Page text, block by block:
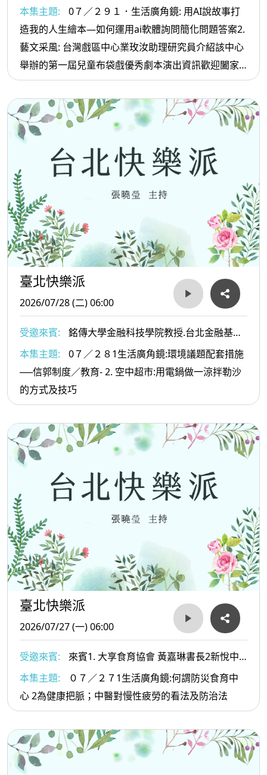
仙妮老師 2台灣戲曲中心業玫汝助理研究員
本集主題:
0７／２９１．生活廣角鏡: 用AI說故事打
造我的人生繪本—如何運用ai軟體詢問簡化問題答案2.
藝文采風: 台灣戲區中心業玫汝助理研究員介紹該中心
舉辦的第一屆兒童布袋戲優秀劇本演出資訊歡迎闔家
前往觀賞
臺北快樂派
2026/07/28 (二) 06:00
受邀來賓:
銘傳大學金融科技學院教授.台北金融基金
會董事李智仁博士 6. 2健行科技大學餐旅管理系黃經典
教授 2. .文化影響力平台總監 陳德齡博士
本集主題:
0７／２８1生活廣角鏡:環境議題配套措施
──信郭制度／教育- 2. 空中超市:用電鍋做一涼拌勒沙
的方式及技巧
臺北快樂派
2026/07/27 (一) 06:00
受邀來賓:
來賓1. 大享食育協會 黃嘉琳書長2新悅中
醫診所 李崇銘醫師
本集主題:
０７／２７1生活廣角鏡:何謂防災食育中
心 2為健康把脈；中醫對慢性疲勞的看法及防治法